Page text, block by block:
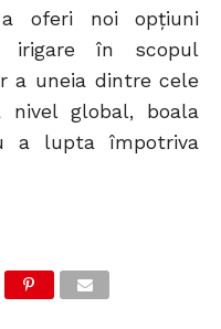
oferi noi opţiuni
irigare în scopul
a uneia dintre cele
global, boala
a lupta împotriva